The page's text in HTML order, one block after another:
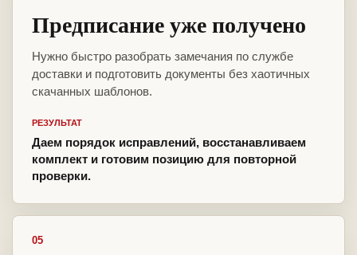
Предписание уже получено
Нужно быстро разобрать замечания по службе
доставки и подготовить документы без хаотичных
скачанных шаблонов.
РЕЗУЛЬТАТ
Даем порядок исправлений, восстанавливаем
комплект и готовим позицию для повторной
проверки.
05